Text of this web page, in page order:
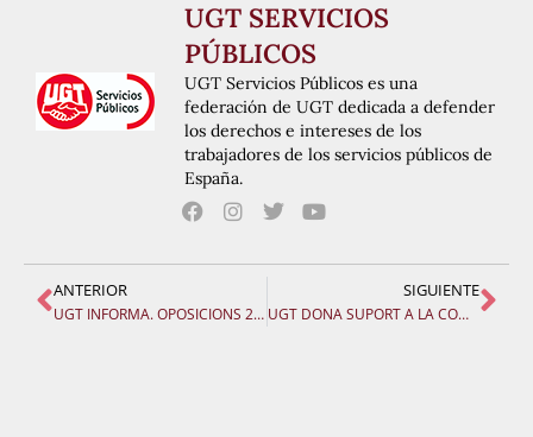
UGT SERVICIOS
PÚBLICOS
UGT Servicios Públicos es una
federación de UGT dedicada a defender
los derechos e intereses de los
trabajadores de los servicios públicos de
España.
ANTERIOR
UGT INFORMA. OPOSICIONS 23-24: Regulació fase de pràctiques. GUIA
SIGUIENTE
UGT DONA SUPORT A LA COMUNITAT EDUCATIVA DEL CPM “MARIANO PÉREZ SÁNCHEZ” DE REQUENA